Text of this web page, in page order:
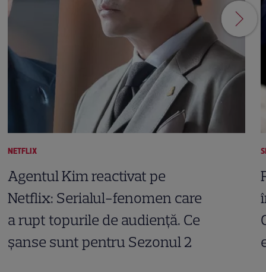
NETFLIX
Agentul Kim reactivat pe
Netflix: Serialul-fenomen care
a rupt topurile de audiență. Ce
șanse sunt pentru Sezonul 2